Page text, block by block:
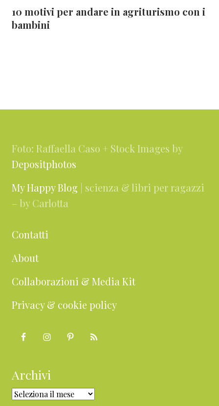
10 motivi per andare in agriturismo con i
bambini
Foto: Raffaella Caso + Stock Images by
Depositphotos
My Happy Blog | scienza & libri per ragazzi
– by Carlotta
Contatti
About
Collaborazioni & Media Kit
Privacy & cookie policy
Archivi
Archivi